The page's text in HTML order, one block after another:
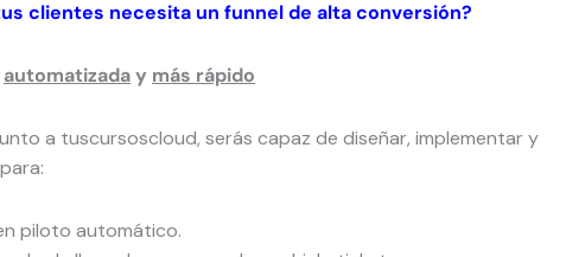
clientes necesita un funnel de alta conversión?
automatizaday más rápido
a tuscursoscloud, serás capaz de diseñar, implementar y
piloto automático.